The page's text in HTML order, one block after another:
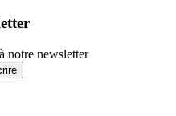
notre newsletter